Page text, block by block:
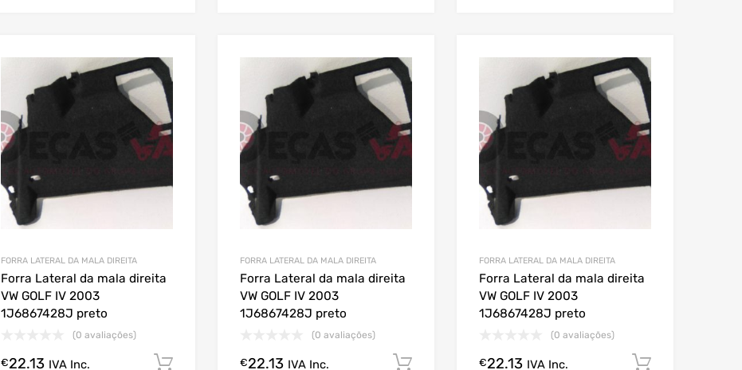
FORRA LATERAL DA MALA DIREITA
Forra Lateral da mala direita
VW GOLF IV 2003
1J6867428J preto
(0 avaliações)
€22.13 IVA Inc. Comprar Agora!
FORRA LATERAL DA MALA DIREITA
Forra Lateral da mala direita
VW GOLF IV 2003
1J6867428J preto
(0 avaliações)
€22.13 IVA Inc. Comprar Agora!
FORRA LATERAL DA MALA DIREITA
Forra Lateral da mala direita
VW GOLF IV 2003
1J6867428J preto
(0 avaliações)
€22.13 IVA Inc.